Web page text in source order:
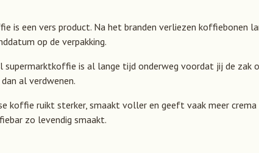
is een vers product. Na het branden verliezen koffiebonen
op de verpakking.
supermarktkoffie is al lange tijd onderweg voordat jij de zak
al verdwenen.
koffie ruikt sterker, smaakt voller en geeft vaak meer
zo levendig smaakt.